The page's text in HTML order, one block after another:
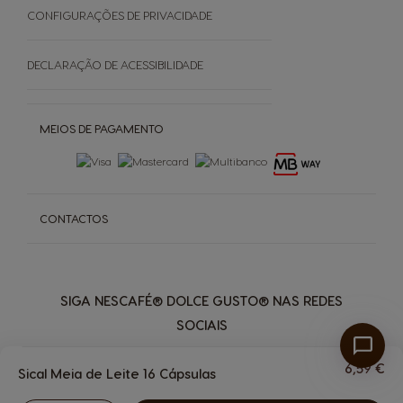
SOBRE
Cápsulas Castanhas
SIGA NESCAFÉ® DOLCE GUSTO® NAS REDES
SOCIAIS
MEIOS DE PAGAMENTO
CONTACTOS
CONFIGURAÇÕES DE PRIVACIDADE
DECLARAÇÃO DE ACESSIBILIDADE
Sical Meia de Leite 16 Cápsulas 6,59 €